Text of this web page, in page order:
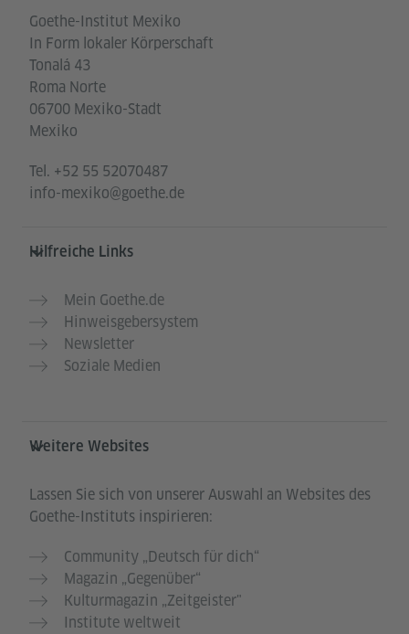
Goethe-Institut Mexiko
In Form lokaler Körperschaft
Tonalá 43
Roma Norte
06700 Mexiko-Stadt
Mexiko
Tel. +52 55 52070487
info-mexiko@goethe.de
Hilfreiche Links
Mein Goethe.de
Hinweisgebersystem
Newsletter
Soziale Medien
Weitere Websites
Lassen Sie sich von unserer Auswahl an Websites des
Goethe-Instituts inspirieren:
Community „Deutsch für dich“
Magazin „Gegenüber“
Kulturmagazin „Zeitgeister"
Institute weltweit